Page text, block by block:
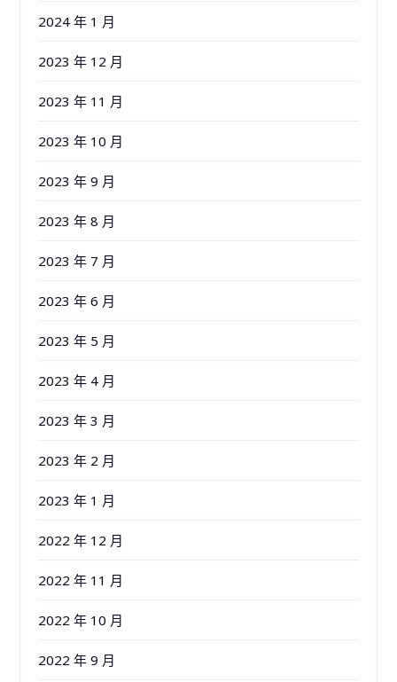
2024 年 1 月
2023 年 12 月
2023 年 11 月
2023 年 10 月
2023 年 9 月
2023 年 8 月
2023 年 7 月
2023 年 6 月
2023 年 5 月
2023 年 4 月
2023 年 3 月
2023 年 2 月
2023 年 1 月
2022 年 12 月
2022 年 11 月
2022 年 10 月
2022 年 9 月